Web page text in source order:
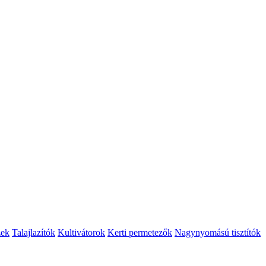
Talajlazítók Kultivátorok Kerti permetezők Nagynyomású tisztítók